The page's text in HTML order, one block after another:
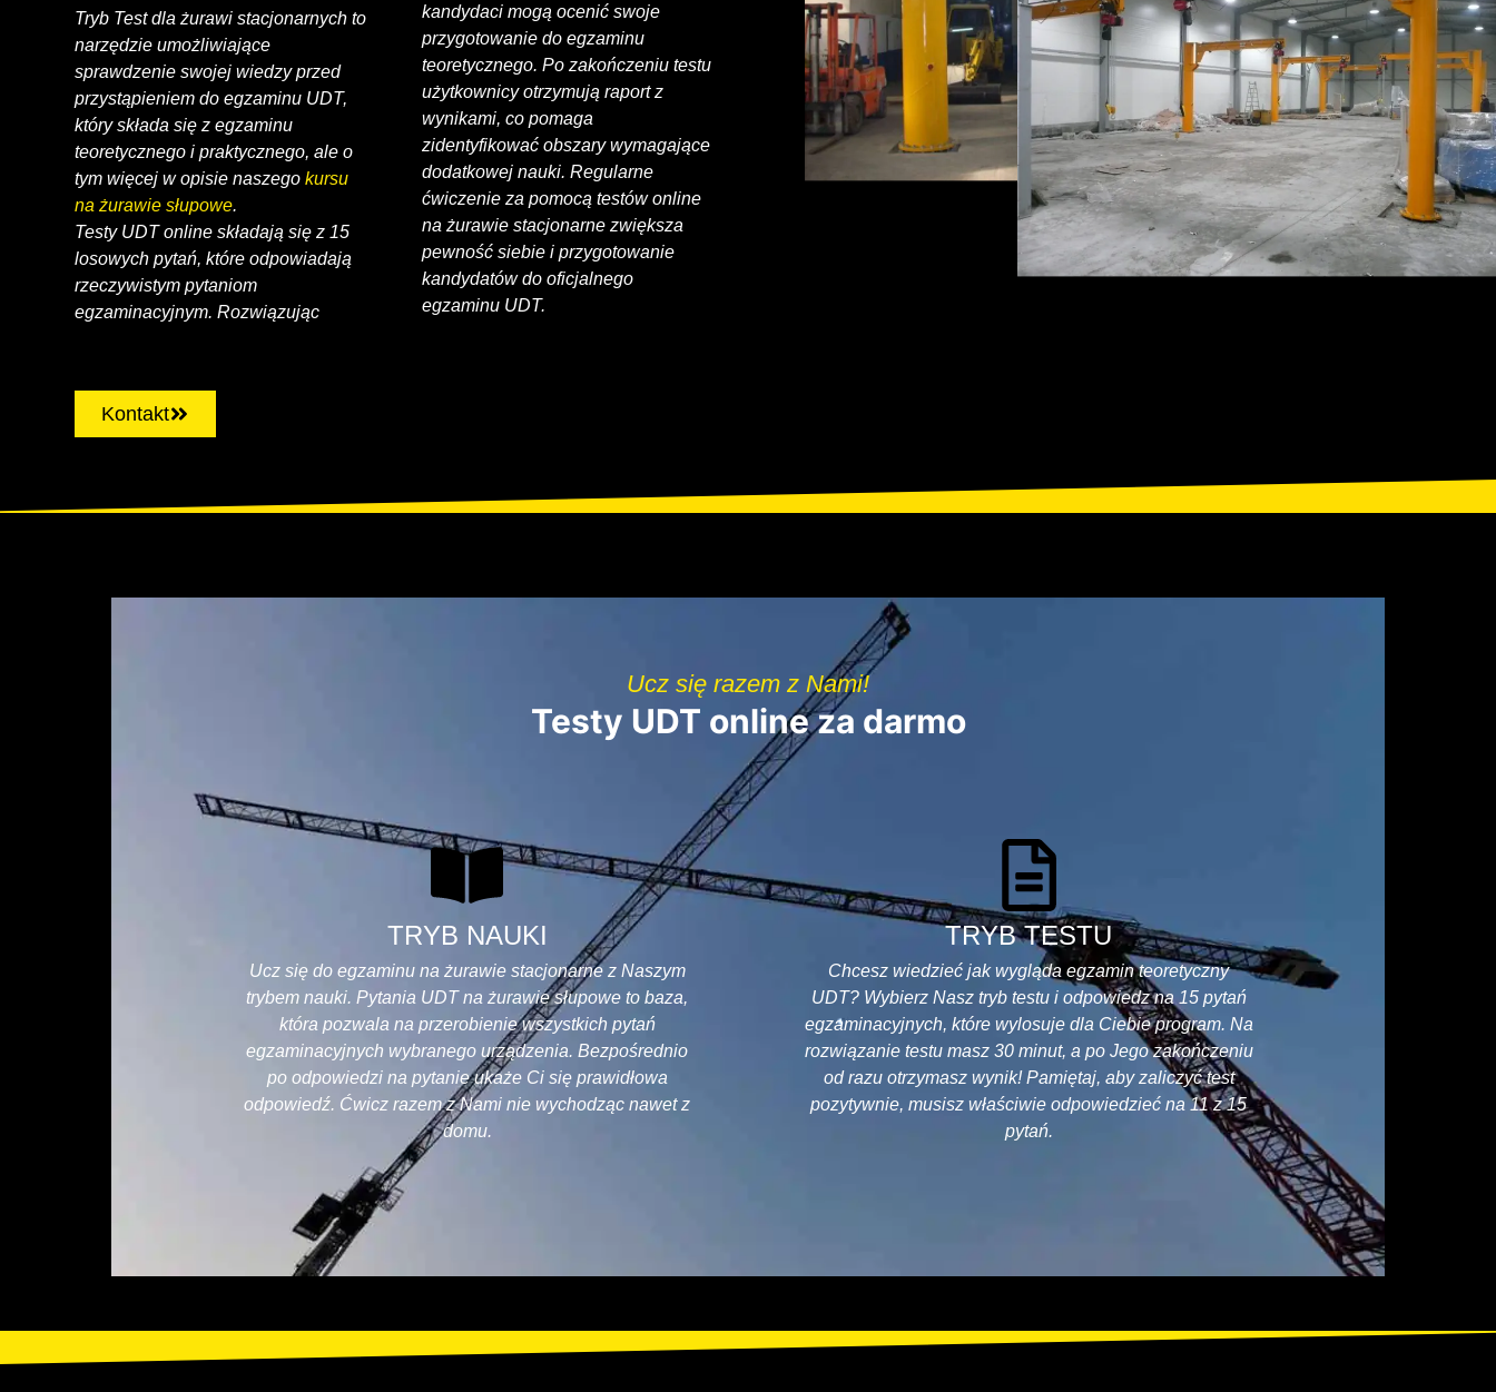
Tryb Test dla żurawi stacjonarnych to
narzędzie umożliwiające
sprawdzenie swojej wiedzy przed
przystąpieniem do egzaminu UDT,
który składa się z egzaminu
teoretycznego i praktycznego, ale o
tym więcej w opisie naszegokursu
na żurawie słupowe.
Testy UDT online składają się z 15
losowych pytań, które odpowiadają
rzeczywistym pytaniom
egzaminacyjnym. Rozwiązując
kandydaci mogą ocenić swoje
przygotowanie do egzaminu
teoretycznego. Po zakończeniu testu
użytkownicy otrzymują raport z
wynikami, co pomaga
zidentyfikować obszary wymagające
dodatkowej nauki. Regularne
ćwiczenie za pomocą testów online
na żurawie stacjonarne zwiększa
pewność siebie i przygotowanie
kandydatów do oficjalnego
egzaminu UDT.
Kontakt
Ucz się razem z Nami!
Testy UDT online za darmo
TRYB NAUKI
Ucz się do egzaminu na żurawie stacjonarne z Naszym
trybem nauki. Pytania UDT na żurawie słupowe to baza,
która pozwala na przerobienie wszystkich pytań
egzaminacyjnych wybranego urządzenia. Bezpośrednio
po odpowiedzi na pytanie ukaże Ci się prawidłowa
odpowiedź. Ćwicz razem z Nami nie wychodząc nawet z
domu.
TRYB TESTU
Chcesz wiedzieć jak wygląda egzamin teoretyczny
UDT? Wybierz Nasz tryb testu i odpowiedz na 15 pytań
egzaminacyjnych, które wylosuje dla Ciebie program. Na
rozwiązanie testu masz 30 minut, a po Jego zakończeniu
od razu otrzymasz wynik! Pamiętaj, aby zaliczyć test
pozytywnie, musisz właściwie odpowiedzieć na 11 z 15
pytań.